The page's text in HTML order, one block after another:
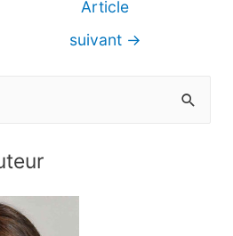
Article
suivant →